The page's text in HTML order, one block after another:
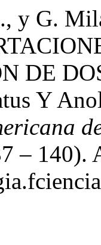
y G.
DE
Y
– 140).